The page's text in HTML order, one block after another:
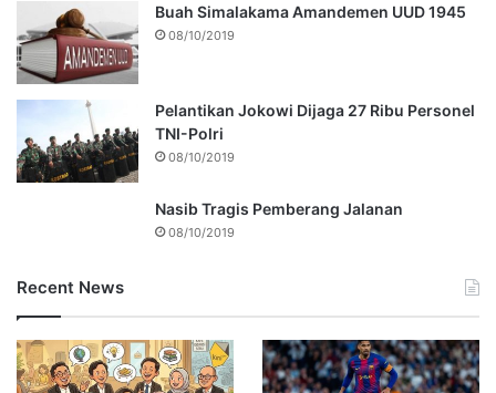
Buah Simalakama Amandemen UUD 1945
08/10/2019
Pelantikan Jokowi Dijaga 27 Ribu Personel
TNI-Polri
08/10/2019
Nasib Tragis Pemberang Jalanan
08/10/2019
Recent News